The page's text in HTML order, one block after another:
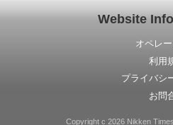
Website
オペレ
利用
プライバシ
お問
Copyright c 2026 Nikken